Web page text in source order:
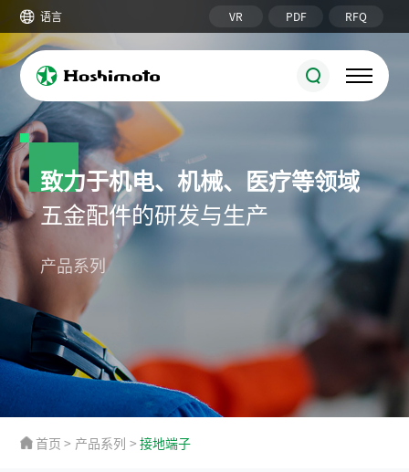
语言 VR PDF RFQ
机柜锁附件
接地端子/铜排 六角/圆形螺柱 搭扣/磁门吸
致力于机电、机械、医疗等领域
五金配件的研发与生产
产品系列
首页 > 产品系列 > 接地端子